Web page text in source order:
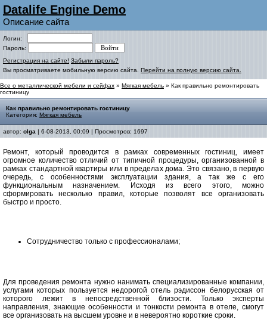
Datalife Engine Demo
Описание сайта
Логин:
Пароль:
Регистрация на сайте! Забыли пароль?
Вы просматриваете мобильную версию сайта. Перейти на полную версию сайта.
Все о металлической мебели и сейфах » Мягкая мебель » Как правильно ремонтировать
гостиницу
Как правильно ремонтировать гостиницу
Категория: Мягкая мебель
автор: olga | 6-08-2013, 00:09 | Просмотров: 1697
Ремонт, который проводится в рамках современных гостиниц, имеет
огромное количество отличий от типичной процедуры, организованной в
рамках стандартной квартиры или в пределах дома. Это связано, в первую
очередь, с особенностями эксплуатации здания, а так же с его
функциональным назначением. Исходя из всего этого, можно
сформировать несколько правил, которые позволят все организовать
быстро и просто.
Сотрудничество только с профессионалами;
Для проведения ремонта нужно нанимать специализированные компании,
услугами которых пользуется недорогой отель рэдиссон белорусская от
которого лежит в непосредственной близости. Только эксперты
направления, знающие особенности и тонкости ремонта в отеле, смогут
все организовать на высшем уровне и в невероятно короткие сроки.